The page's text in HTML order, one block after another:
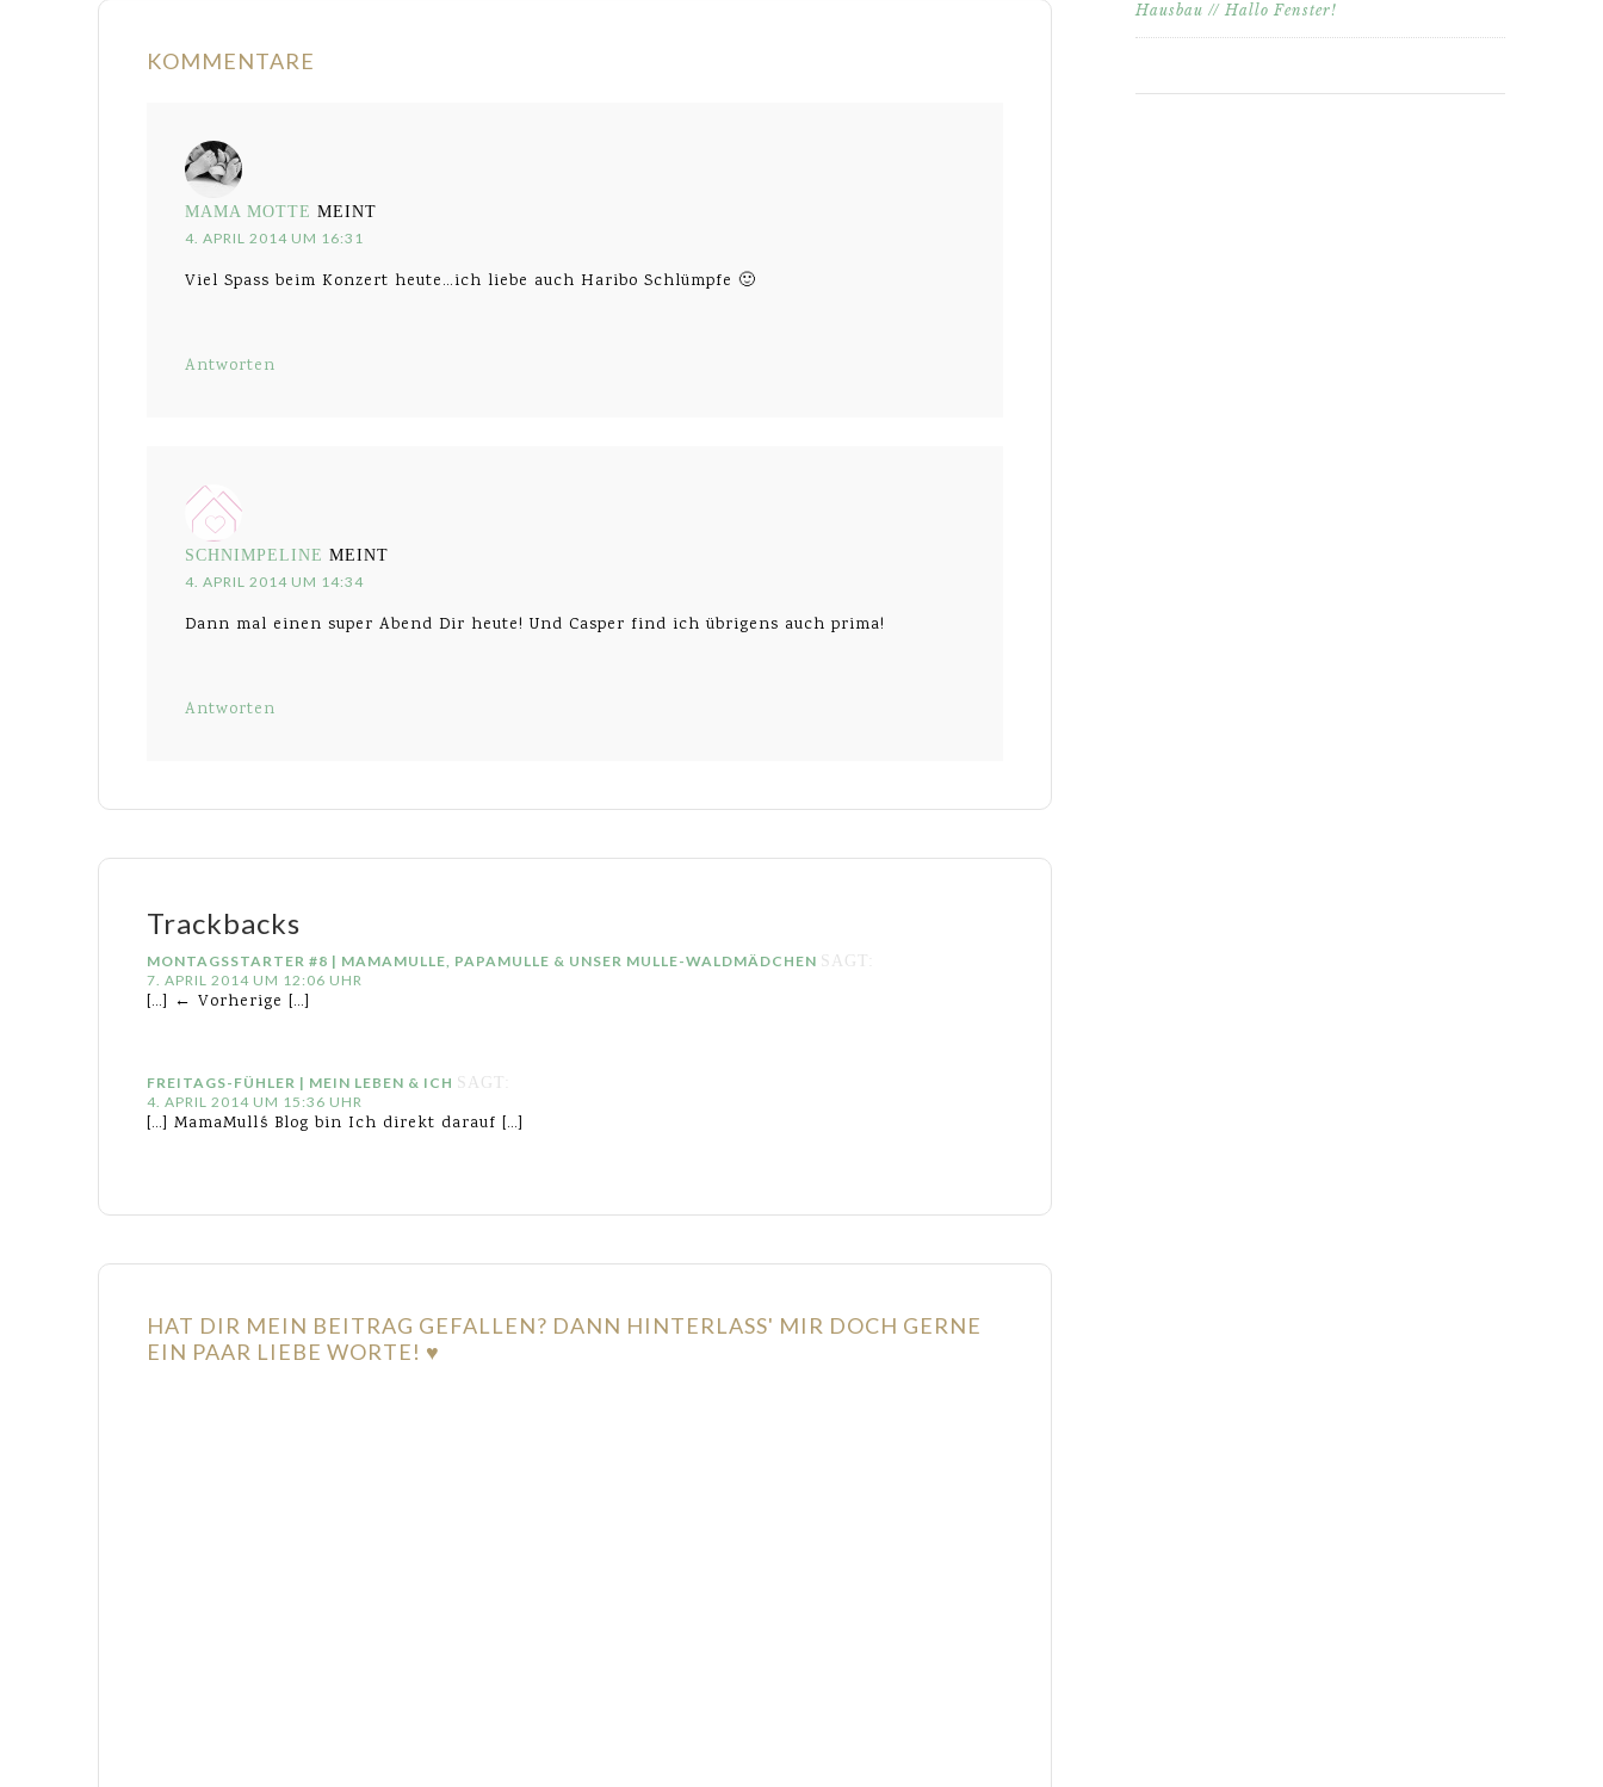
KOMMENTARE
MAMA MOTTE MEINT
4. APRIL 2014 UM 16:31
Viel Spass beim Konzert heute…ich liebe auch Haribo Schlümpfe 🙂
Antworten
SCHNIMPELINE MEINT
4. APRIL 2014 UM 14:34
Dann mal einen super Abend Dir heute! Und Casper find ich übrigens auch prima!
Antworten
Trackbacks
MONTAGSSTARTER #8 | MAMAMULLE, PAPAMULLE & UNSER MULLE-WALDMÄDCHEN SAGT:
7. APRIL 2014 UM 12:06 UHR
[…] ← Vorherige […]
FREITAGS-FÜHLER | MEIN LEBEN & ICH SAGT:
4. APRIL 2014 UM 15:36 UHR
[…] MamaMull´s Blog bin Ich direkt darauf […]
HAT DIR MEIN BEITRAG GEFALLEN? DANN HINTERLASS' MIR DOCH GERNE
EIN PAAR LIEBE WORTE! ♥
Hausbau // Hallo Fenster!